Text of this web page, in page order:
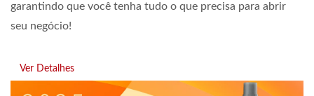
garantindo que você tenha tudo o que precisa para abrir
seu negócio!
Ver Detalhes